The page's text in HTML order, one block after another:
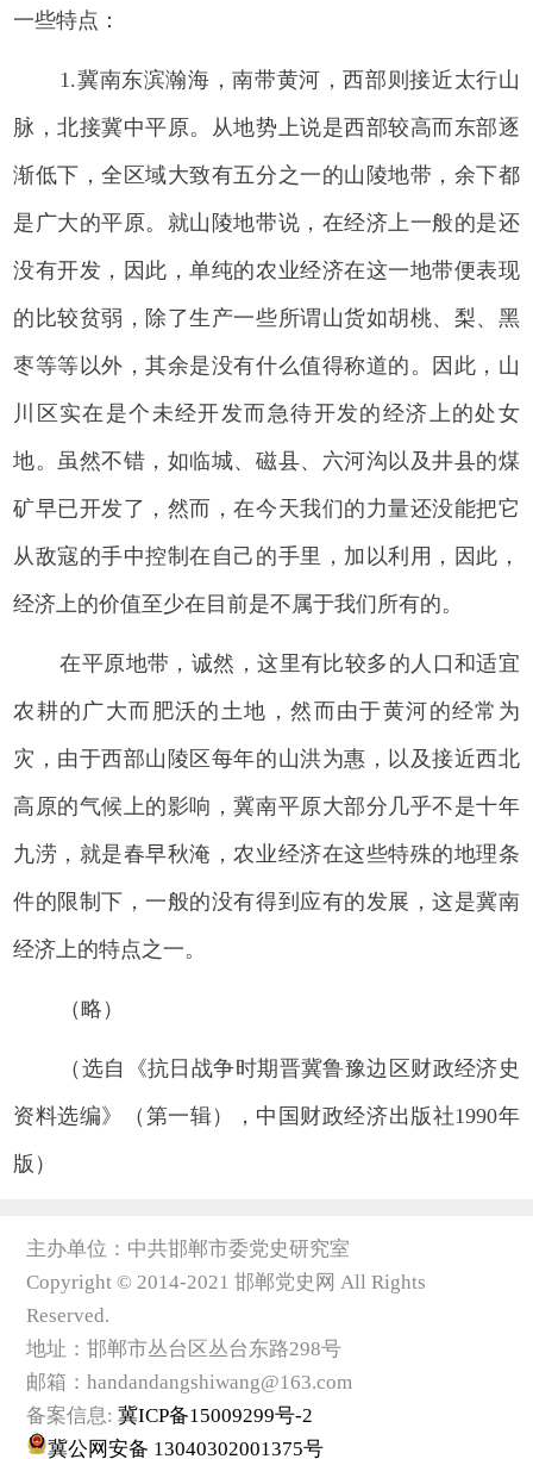
一些特点：
1.冀南东滨瀚海，南带黄河，西部则接近太行山
脉，北接冀中平原。从地势上说是西部较高而东部逐
渐低下，全区域大致有五分之一的山陵地带，余下都
是广大的平原。就山陵地带说，在经济上一般的是还
没有开发，因此，单纯的农业经济在这一地带便表现
的比较贫弱，除了生产一些所谓山货如胡桃、梨、黑
枣等等以外，其余是没有什么值得称道的。因此，山
川区实在是个未经开发而急待开发的经济上的处女
地。虽然不错，如临城、磁县、六河沟以及井县的煤
矿早已开发了，然而，在今天我们的力量还没能把它
从敌寇的手中控制在自己的手里，加以利用，因此，
经济上的价值至少在目前是不属于我们所有的。
在平原地带，诚然，这里有比较多的人口和适宜
农耕的广大而肥沃的土地，然而由于黄河的经常为
灾，由于西部山陵区每年的山洪为惠，以及接近西北
高原的气候上的影响，冀南平原大部分几乎不是十年
九涝，就是春早秋淹，农业经济在这些特殊的地理条
件的限制下，一般的没有得到应有的发展，这是冀南
经济上的特点之一。
（略）
（选自《抗日战争时期晋冀鲁豫边区财政经济史
资料选编》（第一辑），中国财政经济出版社1990年
版）
主办单位：中共邯郸市委党史研究室
Copyright © 2014-2021 邯郸党史网 All Rights
Reserved.
地址：邯郸市丛台区丛台东路298号
邮箱：handandangshiwang@163.com
备案信息: 冀ICP备15009299号-2
冀公网安备 13040302001375号